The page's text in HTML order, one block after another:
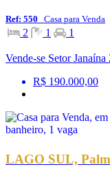
Ref: 550 Casa para Venda
2 1 1
Vende-se Setor
R$ 190.000,00
LAGO SUL,